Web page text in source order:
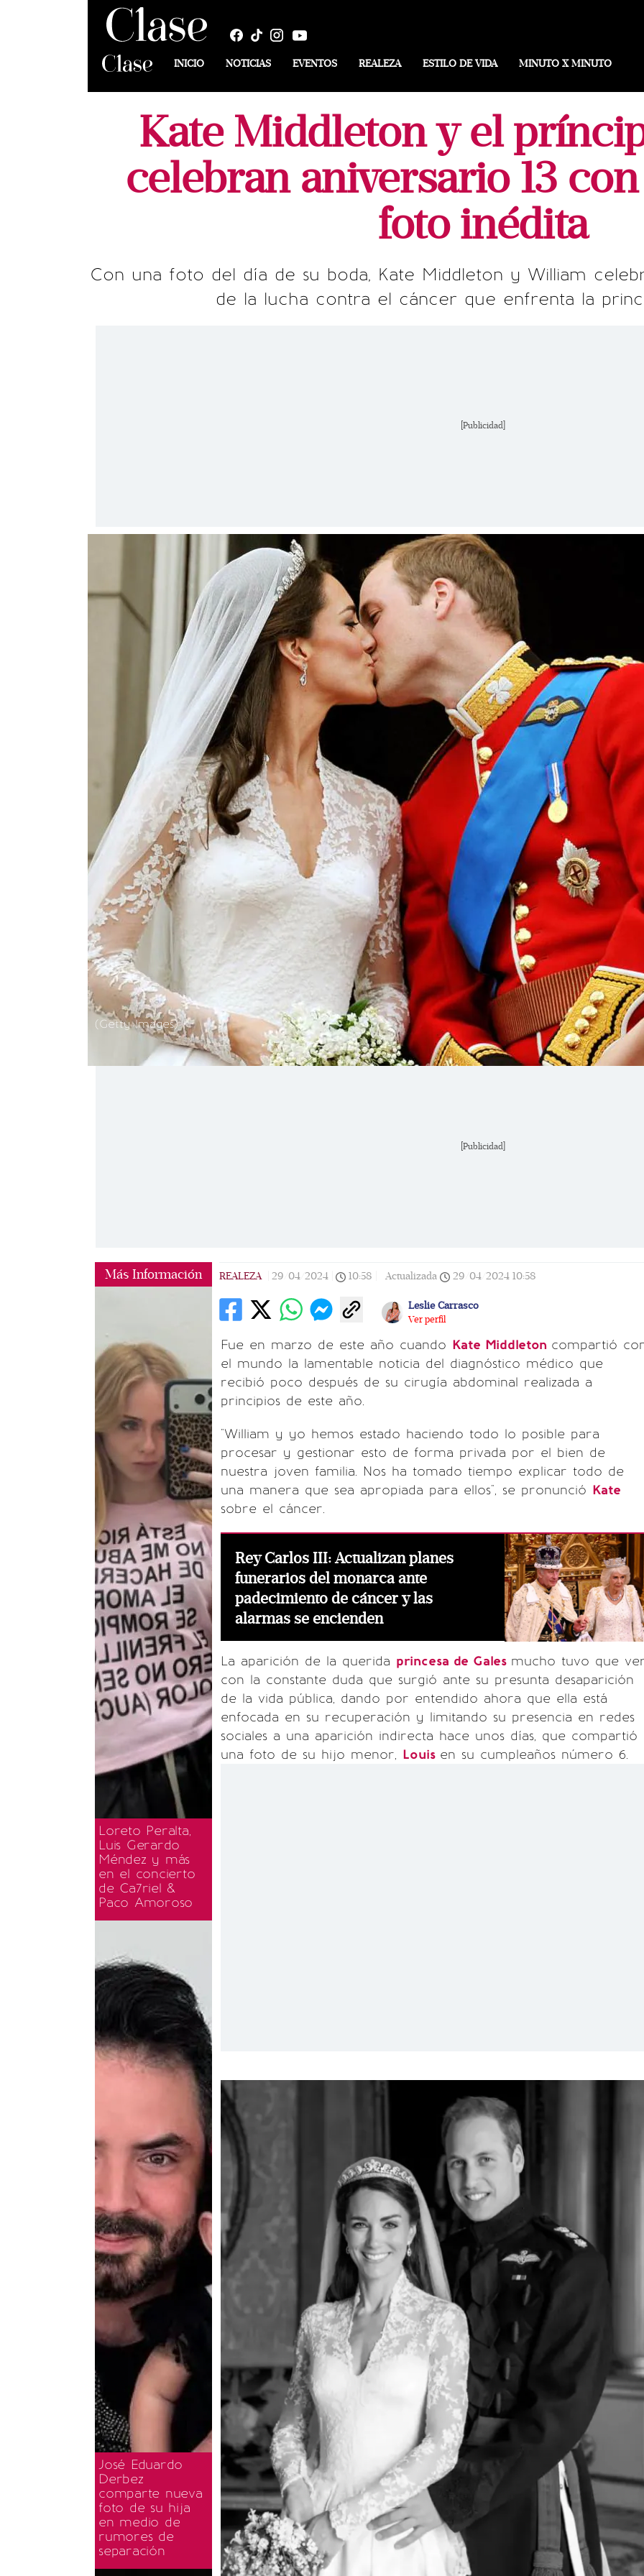
INICIO NOTICIAS EVENTOS REALEZA ESTILO DE VIDA MINUTO X MINUTO
Kate Middleton y el
celebran aniversario 13
foto inédita
Con una foto del día de su boda, Kate Middleton y William
de la lucha contra el cáncer que enfrenta la
[Publicidad]
(Getty Images)
[Publicidad]
Más Información
Loreto Peralta,
Luis Gerardo
Méndez y más
en el concierto
de Ca7riel &
Paco Amoroso
José Eduardo
Derbez
comparte nueva
foto de su hija
en medio de
rumores de
separación
REALEZA 29/04/2024 10:58 Actualizada 29/04/2024 10:58
Leslie Carrasco
Ver perfil
Fue en marzo de este año cuando Kate Middleton compartió
el mundo la lamentable noticia del diagnóstico médico que
recibió poco después de su cirugía abdominal realizada a
principios de este año.
"William y yo hemos estado haciendo todo lo posible para
procesar y gestionar esto de forma privada por el bien de
nuestra joven familia. Nos ha tomado tiempo explicar todo de
una manera que sea apropiada para ellos", se pronunció Kate
sobre el cáncer.
Rey Carlos III: Actualizan planes
funerarios del monarca ante
padecimiento de cáncer y las
alarmas se encienden
La aparición de la querida princesa de Gales mucho tuvo que
con la constante duda que surgió ante su presunta desaparición
de la vida pública, dando por entendido ahora que ella está
enfocada en su recuperación y limitando su presencia en redes
sociales a una aparición indirecta hace unos días, que compartió
una foto de su hijo menor, Louis en su cumpleaños número 6.